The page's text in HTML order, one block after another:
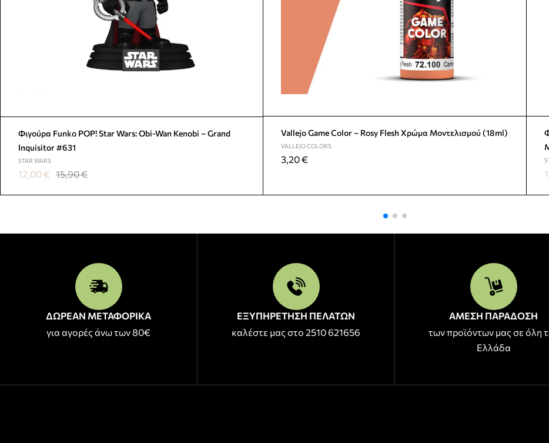
Φιγούρα Funko POP! Star Wars: Obi-Wan Kenobi – Grand
Inquisitor #631
STAR WARS
15,90€
12,00€
Vallejo Game Color – Rosy Flesh Χρώμα Μοντελισμού (18ml)
VALLEJO COLORS
3,20€
ΔΩΡΕΑΝ ΜΕΤΑΦΟΡΙΚΑ
για αγορές άνω των 80€
ΕΞΥΠΗΡΕΤΗΣΗ ΠΕΛΑΤΩΝ
καλέστε μας στο 2510 621656
ΑΜΕΣΗ ΠΑΡΑΔΟΣΗ
των προϊόντων μας σε όλη
Ελλάδα